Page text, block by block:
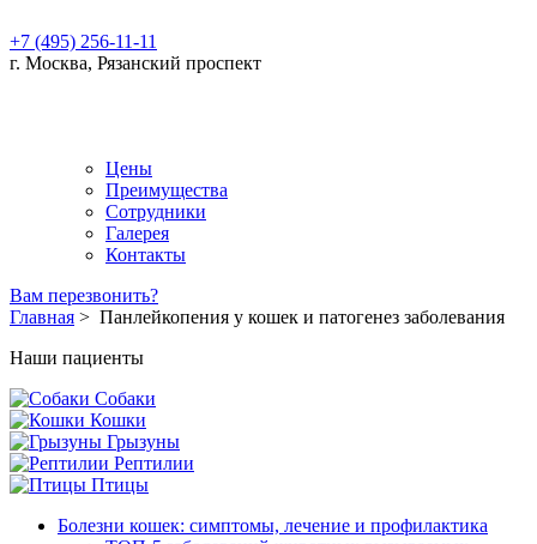
+7 (495) 256-11-11
г. Москва, Рязанский проспект
Цены
Преимущества
Сотрудники
Галерея
Контакты
Вам перезвонить?
Главная > Панлейкопения у кошек и патогенез заболевания
Наши пациенты
Собаки
Кошки
Грызуны
Рептилии
Птицы
Болезни кошек: симптомы, лечение и профилактика